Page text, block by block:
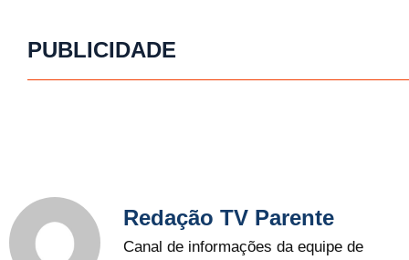
PUBLICIDADE
Redação TV Parente
Canal de informações da equipe de